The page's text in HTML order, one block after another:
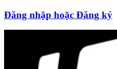
Đăng nhập hoặc Đăng ký